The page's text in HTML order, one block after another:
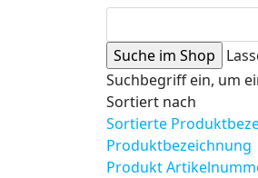
Suchbegriff ein, um
Sortiert nach
Sortierte
Produktbezeichnung
Produkt